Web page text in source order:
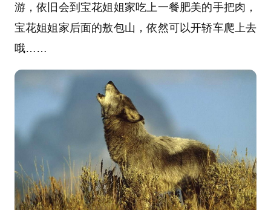
游，依旧会到宝花姐姐家吃上一餐肥美的手把肉，
宝花姐姐家后面的敖包山，依然可以开轿车爬上去
哦……